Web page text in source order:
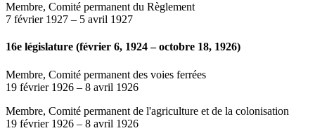
Membre, Comité permanent du Règlement
7 février 1927 – 5 avril 1927
16e législature (février 6, 1924 – octobre 18, 1926)
Membre, Comité permanent des voies ferrées
19 février 1926 – 8 avril 1926
Membre, Comité permanent de l'agriculture et de la colonisation
19 février 1926 – 8 avril 1926